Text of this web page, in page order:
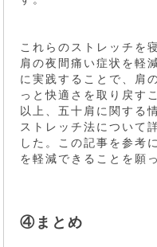
これらのストレッチを
肩の夜間痛い症状を軽
に実践することで、肩
っと快適さを取り戻す
以上、五十肩に関する
ストレッチ法について
した。この記事を参考
を軽減できることを願
④まとめ